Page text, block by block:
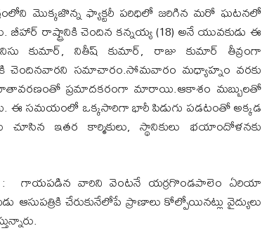
మొక్కజొన్న ఫ్యాక్టరీ పరిధిలో జరిగిన మరో ఘటనలో
బీహార్ రాష్ట్రానికి చెందిన కన్నయ్య (18) అనే యువకుడు ఈ
కుమార్, నితీష్ కుమార్, రాజు కుమార్ తీవ్రంగా
చెందినవారని సమాచారం.సోమవారం మధ్యాహ్నం వరకు
ప్రమాదకరంగా మారాయి.ఆకాశం మబ్బులతో
ఈ సమయంలో ఒక్కసారిగా భారీ పిడుగు పడటంతో అక్కడ
చూసిన ఇతర కార్మికులు, స్థానికులు భయాందోళనకు
: గాయపడిన వారిని వెంటనే యర్రగొండపాలెం ఏరియా
ఆసుపత్రికి చేరుకునేలోపే ప్రాణాలు కోల్పోయినట్లు వైద్యులు